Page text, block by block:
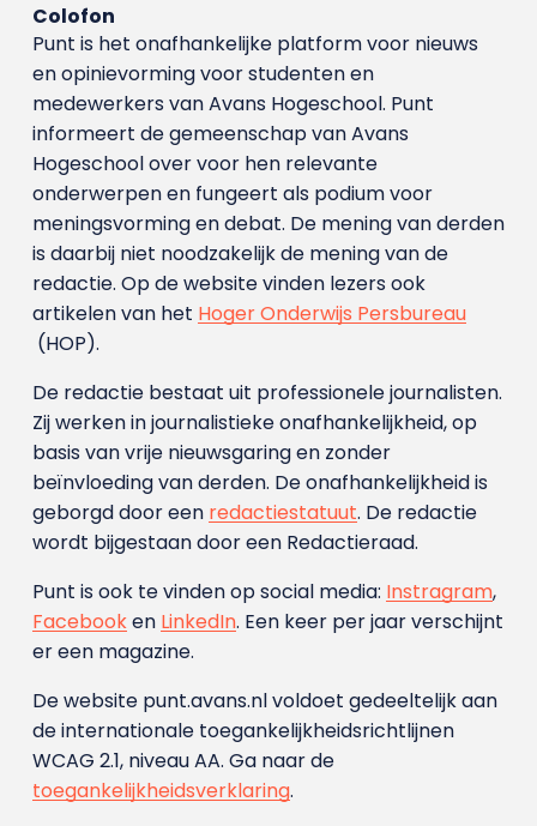
Colofon
Punt is het onafhankelijke platform voor nieuws
en opinievorming voor studenten en
medewerkers van Avans Hoge­school. Punt
informeert de gemeenschap van Avans
Hogeschool over voor hen relevante
onderwerpen en fungeert als podium voor
meningsvorming en debat. De mening van derden
is daarbij niet noodzakelijk de mening van de
redactie. Op de website vinden lezers ook
artikelen van het Hoger Onderwijs Persbureau
(HOP).
De redactie bestaat uit professionele journalisten.
Zij werken in journalistieke onafhankelijkheid, op
basis van vrije nieuwsgaring en zonder
beïnvloeding van derden. De onafhankelijkheid is
geborgd door een redactiestatuut. De redactie
wordt bijgestaan door een Redactieraad.
Punt is ook te vinden op social media: Instragram,
Facebooken LinkedIn. Een keer per jaar verschijnt
er een magazine.
De website punt.avans.nl voldoet gedeeltelijk aan
de internationale toegankelijkheidsrichtlijnen
WCAG 2.1, niveau AA. Ga naar de
toegankelijkheidsverklaring.